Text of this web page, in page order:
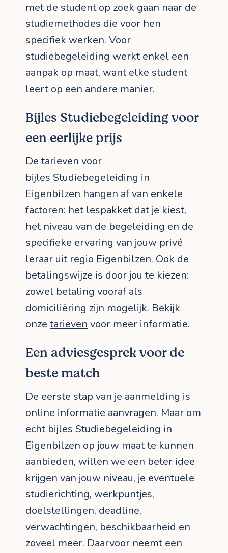
met de student op zoek gaan naar de
studiemethodes die voor hen
specifiek werken. Voor
studiebegeleiding werkt enkel een
aanpak op maat, want elke student
leert op een andere manier.
Bijles Studiebegeleiding voor
een eerlijke prijs
De tarieven voor
bijles Studiebegeleiding in
Eigenbilzen hangen af van enkele
factoren: het lespakket dat je kiest,
het niveau van de begeleiding en de
specifieke ervaring van jouw privé
leraar uit regio Eigenbilzen. Ook de
betalingswijze is door jou te kiezen:
zowel betaling vooraf als
domiciliëring zijn mogelijk. Bekijk
onze tarieven voor meer informatie.
Een adviesgesprek voor de
beste match
De eerste stap van je aanmelding is
online informatie aanvragen. Maar om
echt bijles Studiebegeleiding in
Eigenbilzen op jouw maat te kunnen
aanbieden, willen we een beter idee
krijgen van jouw niveau, je eventuele
studierichting, werkpuntjes,
doelstellingen, deadline,
verwachtingen, beschikbaarheid en
zoveel meer. Daarvoor neemt een